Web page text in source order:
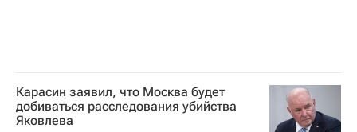
Карасин заявил, что Москва будет
добиваться расследования убийства
Яковлева